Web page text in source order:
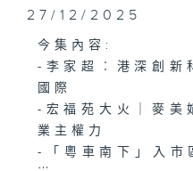
27/12/2025
今集內容:
-李家超︰港深創新
國際
-宏福苑大火｜麥美
業主權力
-「粵車南下」入市